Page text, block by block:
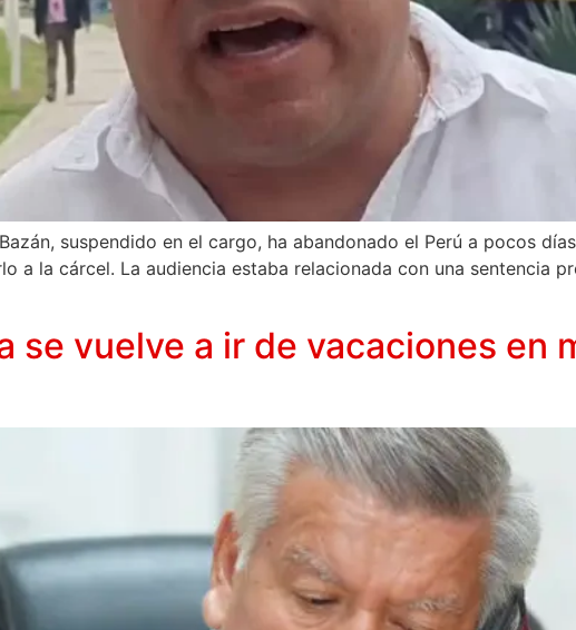
suspendido en el cargo, ha abandonado el Perú a pocos
a la cárcel. La audiencia estaba relacionada con una sentencia
se vuelve a ir de vacaciones en